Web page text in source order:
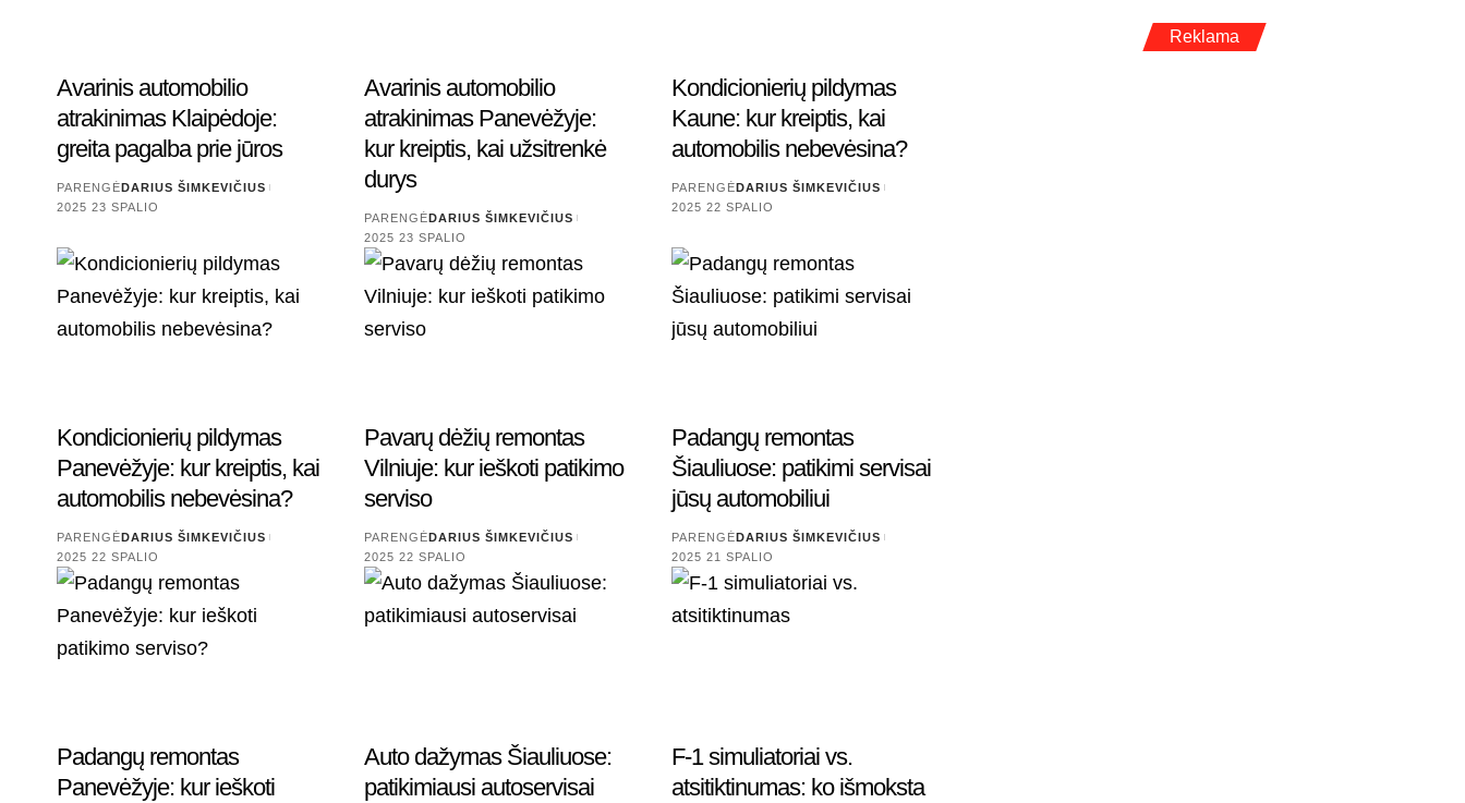
Avarinis automobilio
atrakinimas Klaipėdoje:
greita pagalba prie jūros
PARENGĖDARIUS ŠIMKEVIČIUS
2025 23 SPALIO
Avarinis automobilio
atrakinimas Panevėžyje:
kur kreiptis, kai užsitrenkė
durys
PARENGĖDARIUS ŠIMKEVIČIUS
2025 23 SPALIO
Kondicionierių pildymas
Kaune: kur kreiptis, kai
automobilis nebevėsina?
PARENGĖDARIUS ŠIMKEVIČIUS
2025 22 SPALIO
Kondicionierių pildymas
Panevėžyje: kur kreiptis, kai
automobilis nebevėsina?
PARENGĖDARIUS ŠIMKEVIČIUS
2025 22 SPALIO
Pavarų dėžių remontas
Vilniuje: kur ieškoti patikimo
serviso
PARENGĖDARIUS ŠIMKEVIČIUS
2025 22 SPALIO
Padangų remontas
Šiauliuose: patikimi servisai
jūsų automobiliui
PARENGĖDARIUS ŠIMKEVIČIUS
2025 21 SPALIO
Padangų remontas
Panevėžyje: kur ieškoti
Auto dažymas Šiauliuose:
patikimiausi autoservisai
F-1 simuliatoriai vs.
atsitiktinumas: ko išmoksta
Reklama